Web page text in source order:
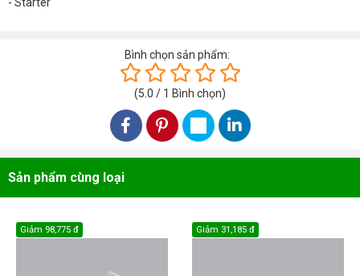
Bình chọn sản phẩm:
(5.0 / 1 Bình chọn)
Sản phẩm cùng loại
Giảm 98,775 đ Giảm 31,185 đ